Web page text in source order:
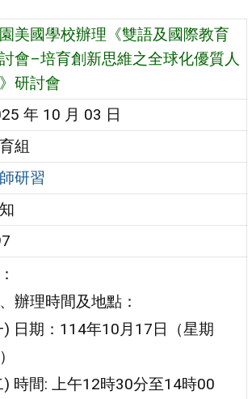
美國學校辦理《雙語及國際教育
會–培育創新思維之全球化優質人
研討會
年 10 月 03 日
組
研習
辦理時間及地點：
) 日期：114年10月17日（星期
) 時間: 上午12時30分至14時00